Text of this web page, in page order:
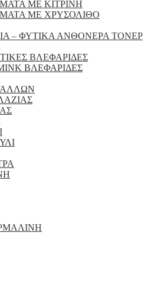
ΜΕ ΚΙΤΡΙΝΗ
ΜΕ ΧΡΥΣΟΛΙΘΟ
– ΦΥΤΙΚΑ ΑΝΘΟΝΕΡΑ ΤΟΝΕΡ
ΒΛΕΦΑΡΙΔΕΣ
ΒΛΕΦΑΡΙΔΕΣ